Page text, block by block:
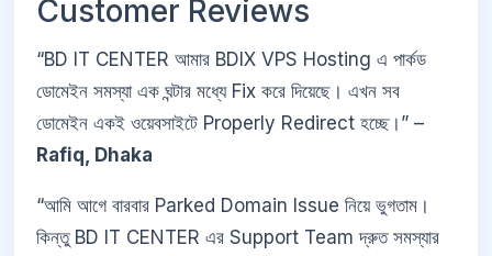
Customer Reviews
“BD IT CENTER আমার BDIX VPS Hosting এ পার্কড
ডোমেইন সমস্যা এক ঘন্টার মধ্যে Fix করে দিয়েছে। এখন সব
ডোমেইন একই ওয়েবসাইটে Properly Redirect হচ্ছে।” –
Rafiq, Dhaka
“আমি আগে বারবার Parked Domain Issue নিয়ে ভুগতাম।
কিন্তু BD IT CENTER এর Support Team দ্রুত সমস্যার